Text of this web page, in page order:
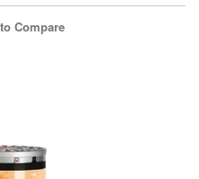
Compare